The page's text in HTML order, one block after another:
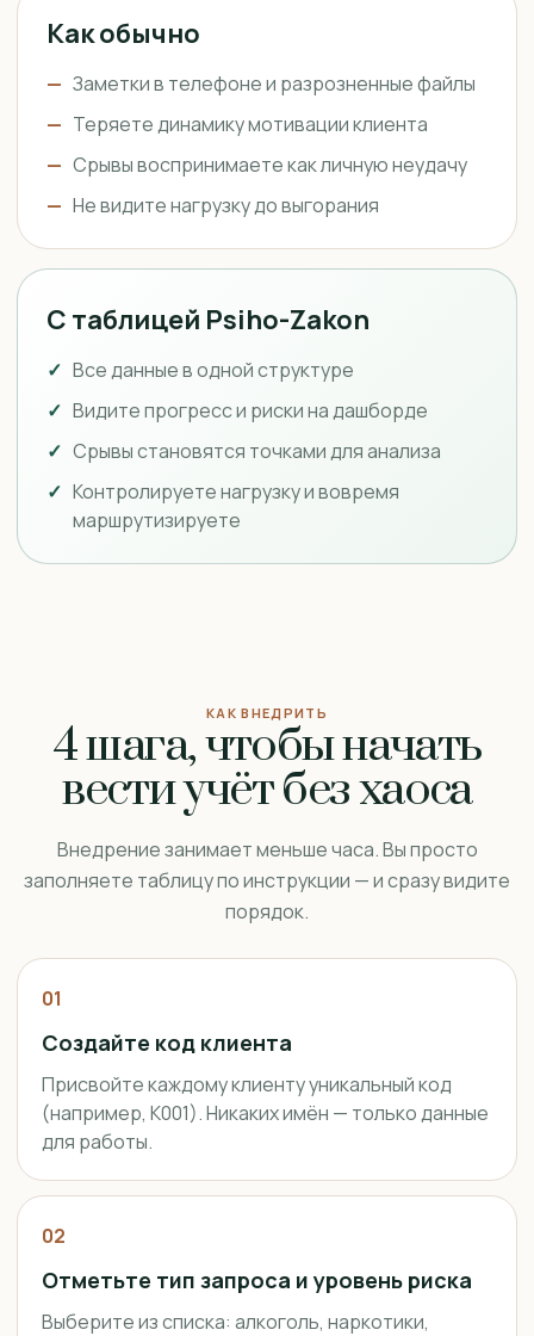
Как обычно
Заметки в телефоне и разрозненные файлы
Теряете динамику мотивации клиента
Срывы воспринимаете как личную неудачу
Не видите нагрузку до выгорания
С таблицей Psiho-Zakon
Все данные в одной структуре
Видите прогресс и риски на дашборде
Срывы становятся точками для анализа
Контролируете нагрузку и вовремя
маршрутизируете
КАК ВНЕДРИТЬ
4 шага, чтобы начать
вести учёт без хаоса
Внедрение занимает меньше часа. Вы просто
заполняете таблицу по инструкции — и сразу видите
порядок.
01
Создайте код клиента
Присвойте каждому клиенту уникальный код
(например, К001). Никаких имён — только данные
для работы.
02
Отметьте тип запроса и уровень риска
Выберите из списка: алкоголь, наркотики,